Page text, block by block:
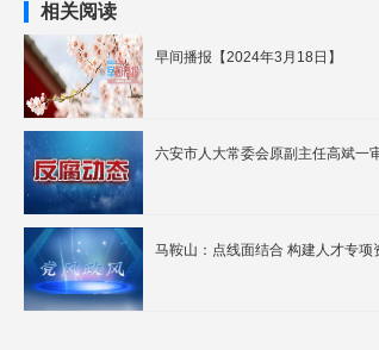
相关阅读
早间播报【2024年3月18日】
六安市人大常委会原副主任高斌一
马鞍山：点线面结合 构建人才专项